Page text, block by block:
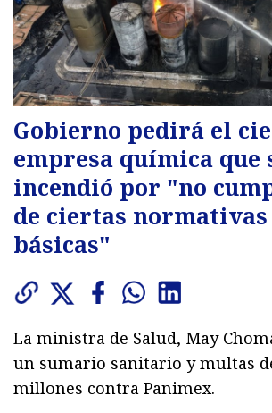
Gobierno pedirá el
empresa química que
incendió por "no
de ciertas normativas
básicas"
La ministra de Salud, May
un sumario sanitario y multas
millones contra Panimex.